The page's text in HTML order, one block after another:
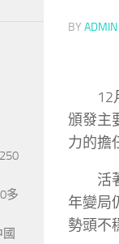
BY ADMIN
12
頒發主
力的擔
活
年變局
勢頭不
多